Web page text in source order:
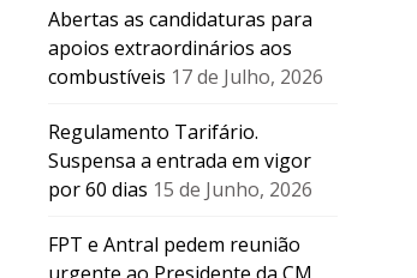
Abertas as candidaturas para
apoios extraordinários aos
combustíveis 17 de Julho, 2026
Regulamento Tarifário.
Suspensa a entrada em vigor
por 60 dias 15 de Junho, 2026
FPT e Antral pedem reunião
urgente ao Presidente da CM